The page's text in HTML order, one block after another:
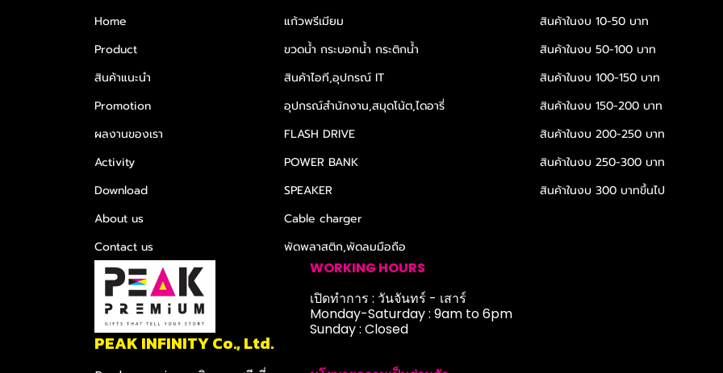
Home
Product
สินค้าแนะนำ
Promotion
ผลงานของเรา
Activity
Download
About us
Contact us
แก้วพรีเมียม
ขวดน้ำ กระบอกน้ำ กระติกน้ำ
สินค้าไอที,อุปกรณ์ IT
อุปกรณ์สำนักงาน,สมุดโน้ต,ไดอารี่
FLASH DRIVE
POWER BANK
SPEAKER
Cable charger
พัดพลาสติก,พัดลมมือถือ
สินค้าในงบ 10-50 บาท
สินค้าในงบ 50-100 บาท
สินค้าในงบ 100-150 บาท
สินค้าในงบ 150-200 บาท
สินค้าในงบ 200-250 บาท
สินค้าในงบ 250-300 บาท
สินค้าในงบ 300 บาทขึ้นไป
PEAK INFINITY Co., Ltd.
WORKING HOURS
เปิดทำการ : วันจันทร์ - เสาร์
Monday-Saturday : 9am to 6pm
Sunday : Closed